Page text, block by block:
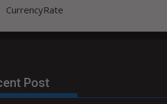
CurrencyRate
Post